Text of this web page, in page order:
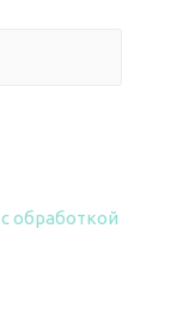
с обработкой